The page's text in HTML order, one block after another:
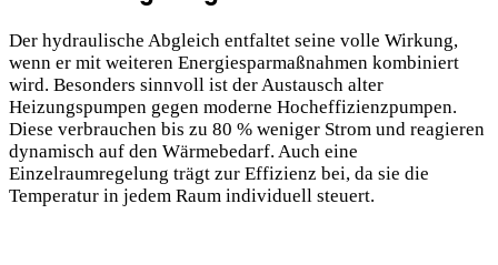
Der hydraulische Abgleich entfaltet seine volle Wirkung,
wenn er mit weiteren Energiesparmaßnahmen kombiniert
wird. Besonders sinnvoll ist der Austausch alter
Heizungspumpen gegen moderne Hocheffizienzpumpen.
Diese verbrauchen bis zu 80 % weniger Strom und reagieren
dynamisch auf den Wärmebedarf. Auch eine
Einzelraumregelung trägt zur Effizienz bei, da sie die
Temperatur in jedem Raum individuell steuert.